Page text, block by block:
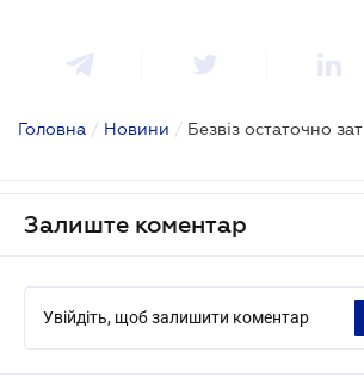
Головна / Новини / Безвіз остаточно
Залиште коментар
Увійдіть, щоб залишити коментар